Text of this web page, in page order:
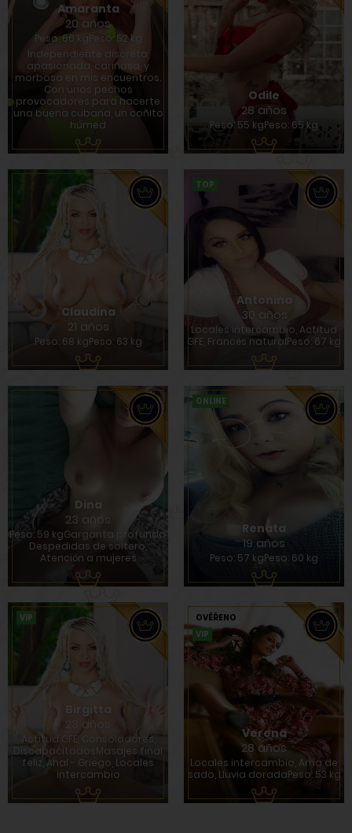
Amaranta
20 años
Peso: 66 kgPeso: 52 kg
Independiente discreta,
apasionada, cariñosa, y
morbosa en mis encuentros.
Con unos pechos
provocadores para hacerte
una buena cubana, un coñito
húmed
Odile
28 años
Peso: 55 kgPeso: 65 kg
Claudina
21 años
Peso: 68 kgPeso: 63 kg
TOP
Antonina
30 años
Locales intercambio, Actitud
GFE, Francés naturalPeso: 67 kg
Dina
23 años
Peso: 59 kgGarganta profunda,
Despedidas de soltero,
Atención a mujeres
ONLINE
Renata
19 años
Peso: 57 kgPeso: 60 kg
VIP
Birgitta
23 años
Actitud GFE, Consoladores,
DiscapacitadosMasajes final
feliz, Anal - Griego, Locales
intercambio
VIP
OVĚŘENO
Verena
28 años
Locales intercambio, Ama de
sado, Lluvia doradaPeso: 53 kg